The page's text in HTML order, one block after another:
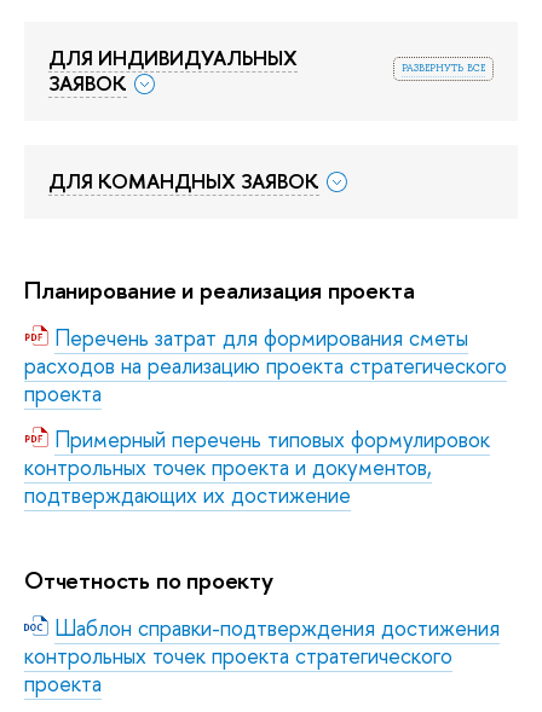
развернуть все
ДЛЯ ИНДИВИДУАЛЬНЫХ
ЗАЯВОК
ДЛЯ КОМАНДНЫХ ЗАЯВОК
Планирование и реализация проекта
Перечень затрат для формирования сметы
расходов на реализацию проекта стратегического
проекта
Примерный перечень типовых формулировок
контрольных точек проекта и документов,
подтверждающих их достижение
Отчетность по проекту
Шаблон справки-подтверждения достижения
контрольных точек проекта стратегического
проекта